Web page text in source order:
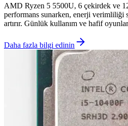
AMD Ryzen 5 5500U, 6 çekirdek ve
performans sunarken, enerji verimliliği
artırır. Günlük kullanım ve hafif
Daha fazla bilgi edinin